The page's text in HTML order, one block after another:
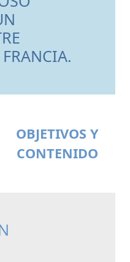
OBJETIVOS Y
CONTENIDO